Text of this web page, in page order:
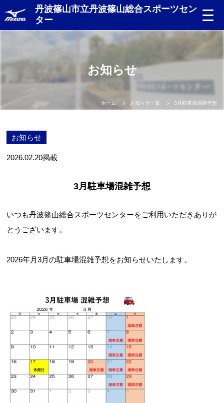
丹波篠山市立丹波篠山総合スポーツセン
ター
スポーツ教室体験
お知らせ
ホーム お知らせ一覧 3月駐車場混雑予想
お知らせ
2026.02.20掲載
3月駐車場混雑予想
いつも丹波篠山総合スポーツセンターをご利用いただきありが
とうございます。
2026年月3月の駐車場混雑予想をお知らせいたします。